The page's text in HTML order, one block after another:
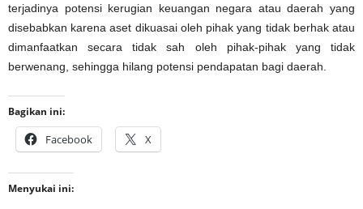
terjadinya potensi kerugian keuangan negara atau daerah yang
disebabkan karena aset dikuasai oleh pihak yang tidak berhak atau
dimanfaatkan secara tidak sah oleh pihak-pihak yang tidak
berwenang, sehingga hilang potensi pendapatan bagi daerah.
Bagikan ini:
Facebook X
Menyukai ini: